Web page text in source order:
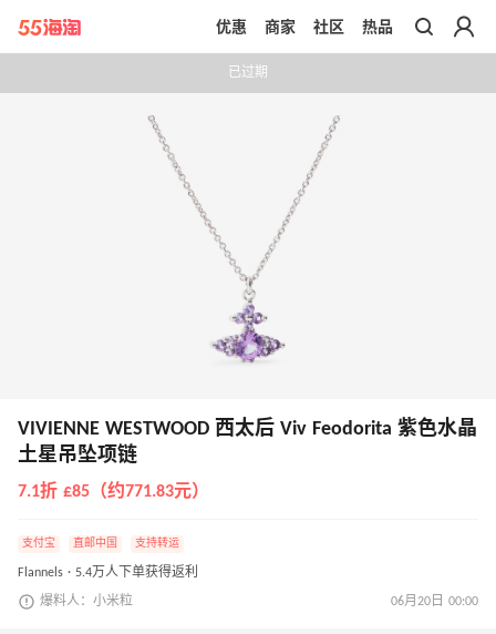
带你去官网买正品
优惠 商家 社区 热品
已过期
VIVIENNE WESTWOOD 西太后 Viv Feodorita 紫色水晶
土星吊坠项链
7.1折 £85（约771.83元）
支付宝 直邮中国 支持转运
Flannels · 5.4万人下单获得返利
爆料人：小米粒 06月20日 00:00